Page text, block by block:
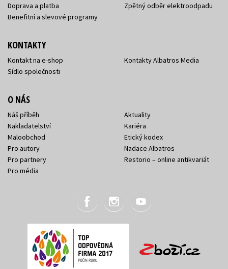
Doprava a platba
Benefitní a slevové programy
Zpětný odběr elektroodpadu
KONTAKTY
Kontakt na e-shop
Sídlo společnosti
Kontakty Albatros Media
O NÁS
Náš příběh
Nakladatelství
Maloobchod
Pro autory
Pro partnery
Pro média
Aktuality
Kariéra
Etický kodex
Nadace Albatros
Restorio – online antikvariát